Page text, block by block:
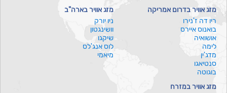
מזג אוויר בדרום אמריקה
ריו דה ז'נירו
בואנוס איירס
אושואיה
לימה
מדג'ין
סנטיאגו
בוגוטה
מזג אוויר בארה"ב
ניו יורק
וושינגטון
שיקגו
לוס אנג'לס
מיאמי
מזג אוויר במזרח